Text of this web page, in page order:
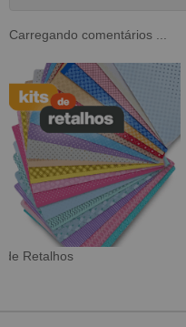
Carregando comentários ...
Tecido Digital